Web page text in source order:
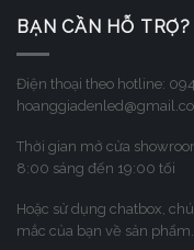
BẠN CẦN HỖ TRỢ?
Điện thoại theo hotline:
Thời gian mở cửa
8:00 sáng đến 19:00 tối
Hoặc sử dụng chatbox,
mắc của bạn về sản phẩm.